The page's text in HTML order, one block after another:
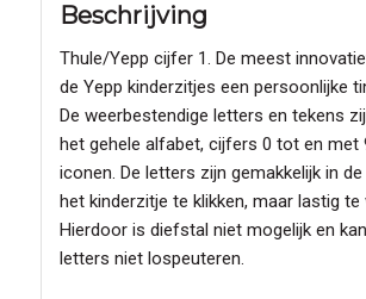
Beschrijving
Thule/Yepp cijfer 1. De meest
de Yepp kinderzitjes een persoonlijke
De weerbestendige letters en tekens
het gehele alfabet, cijfers 0 tot en met
iconen. De letters zijn gemakkelijk in
het kinderzitje te klikken, maar lastig te
Hierdoor is diefstal niet mogelijk en
letters niet lospeuteren.